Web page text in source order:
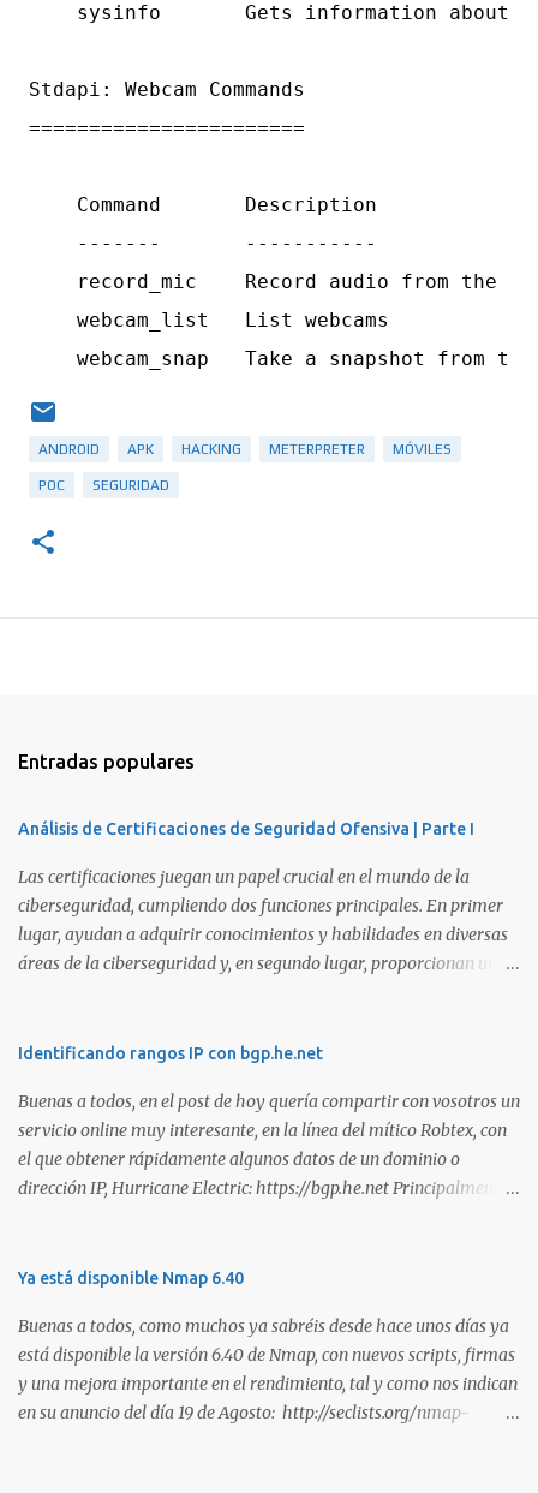
sysinfo       Gets information about
Stdapi: Webcam Commands
=======================
    Command       Description
    -------       -----------
record_mic    Record audio from the
    webcam_list   List webcams
webcam_snap   Take a snapshot from
ANDROID APK HACKING METERPRETER MÓVILES
POC SEGURIDAD
Entradas populares
Análisis de Certificaciones de Seguridad Ofensiva | Parte I
Las certificaciones juegan un papel crucial en el mundo de la
ciberseguridad, cumpliendo dos funciones principales. En primer
lugar, ayudan a adquirir conocimientos y habilidades en diversas
áreas de la ciberseguridad y, en segundo lugar, proporcionan una
certificaciones existentes hoy en día, elegir la adecuada puede
certificaciones que consideramos como opciones sólidas para
aquellos que desean especializarse en el área de la seguridad
ofensiva. Todas ellas son totalmente prácticas y su examen simula
un escenario real en el que se deben comprometer diversos activos,
La primera certificación de la lista es el eJPT (Junior Penetration
Identificando rangos IP con bgp.he.net
Buenas a todos, en el post de hoy quería compartir con vosotros un
servicio online muy interesante, en la línea del mítico Robtex, con
el que obtener rápidamente algunos datos de un dominio o
dirección IP, Hurricane Electric: https://bgp.he.net Principalmente
durante la estimación de un test de intrusión. A continuación os
interesante utilidad para tener en los marcadores de nuestro
navegador. Saludos!
Ya está disponible Nmap 6.40
Buenas a todos, como muchos ya sabréis desde hace unos días ya
está disponible la versión 6.40 de Nmap, con nuevos scripts, firmas
y una mejora importante en el rendimiento, tal y como nos indican
en su anuncio del día 19 de Agosto: http://seclists.org/nmap-